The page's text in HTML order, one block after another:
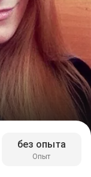
Опыт
без опыта